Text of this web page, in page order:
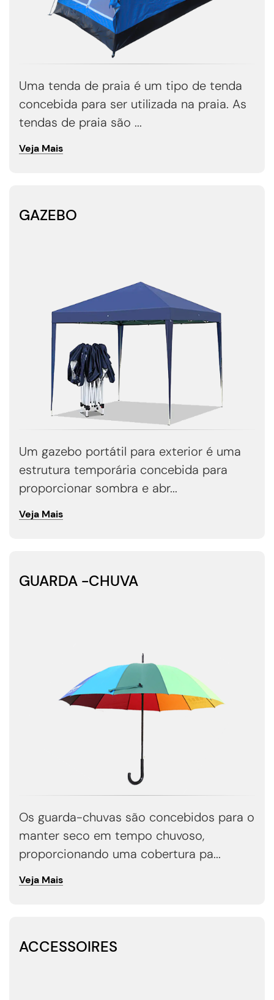
Uma tenda de praia é um tipo de tenda
concebida para ser utilizada na praia. As
tendas de praia são ...
Veja Mais
GAZEBO
Um gazebo portátil para exterior é uma
estrutura temporária concebida para
proporcionar sombra e abr...
Veja Mais
GUARDA -CHUVA
Os guarda-chuvas são concebidos para o
manter seco em tempo chuvoso,
proporcionando uma cobertura pa...
Veja Mais
ACCESSOIRES